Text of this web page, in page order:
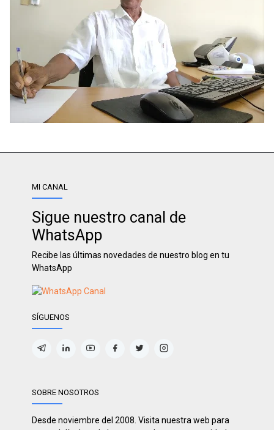
MI CANAL
Sigue nuestro canal de
WhatsApp
Recibe las últimas novedades de nuestro blog en tu
WhatsApp
SÍGUENOS
SOBRE NOSOTROS
Desde noviembre del 2008. Visita nuestra web para